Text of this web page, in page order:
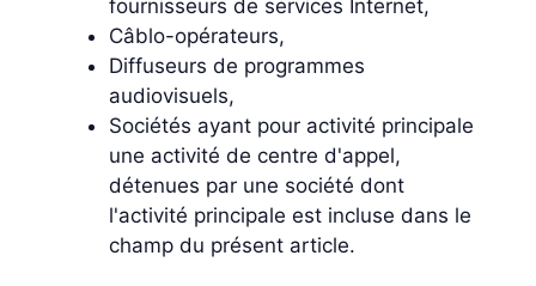
fournisseurs de services Internet,
Câblo-opérateurs,
Diffuseurs de programmes
audiovisuels,
Sociétés ayant pour activité principale
une activité de centre d'appel,
détenues par une société dont
l'activité principale est incluse dans le
champ du présent article.